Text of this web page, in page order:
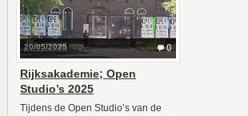
0
20/05/2025
Rijksakademie; Open
Studio’s 2025
Tijdens de Open Studio’s van de